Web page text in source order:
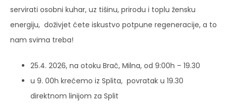
servirati osobni kuhar, uz tišinu, prirodu i toplu žensku
energiju, doživjet ćete iskustvo potpune regeneracije, a to
nam svima treba!
25.4. 2026, na otoku Brač, Milna, od 9:00h – 19.30
u 9. 00h krećemo iz Splita, povratak u 19.30
direktnom linijom za Split